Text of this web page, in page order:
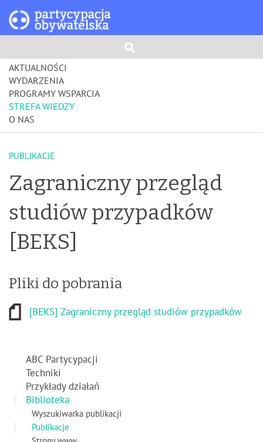
AKTUALNOŚCI
WYDARZENIA
PROGRAMY WSPARCIA
STREFA WIEDZY
O NAS
PUBLIKACJE
Zagraniczny przegląd
studiów przypadków
[BEKS]
Pliki do pobrania
[BEKS] Zagraniczny przegląd studiów przypadków
ABC Partycypacji
Techniki
Przykłady działań
Biblioteka
Wyszukiwarka publikacji
Publikacje